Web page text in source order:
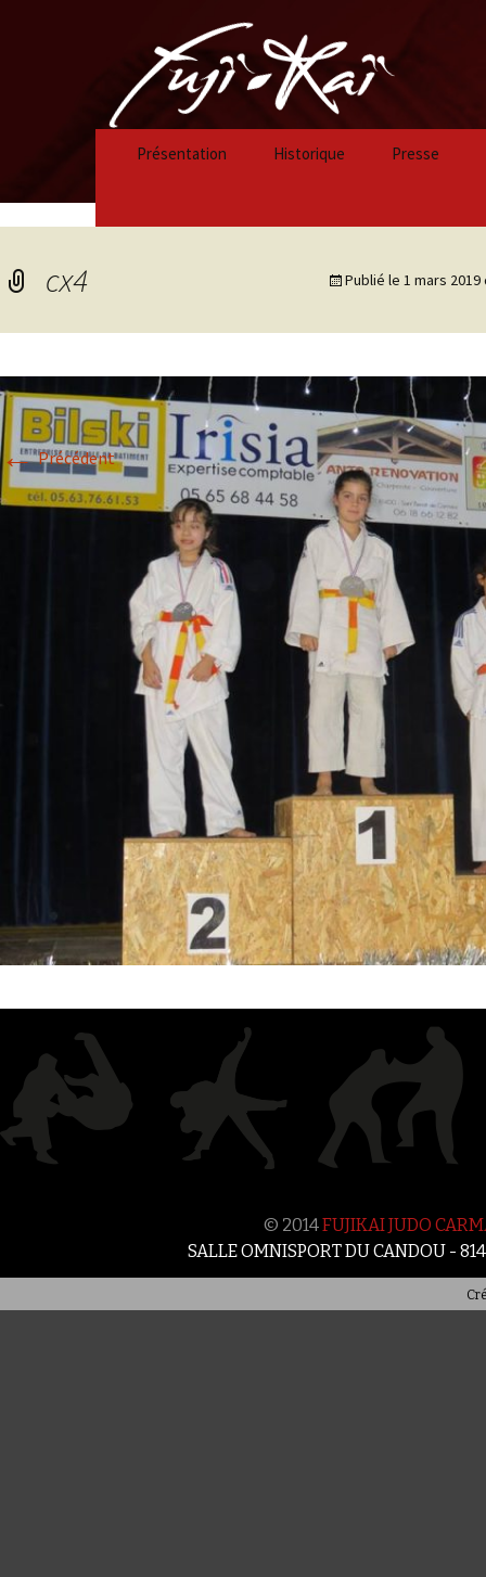
Présentation Historique
Historique 2019/2020
Historique 2018/2019
Historique 2017-2018
Historique 2016-2017
Historique 2015-2016
Presse
cx4 Publié le 1 mars 2019
←Précédent
© 2014FUJIKAI JUDO
SALLE OMNISPORT DU CANDOU -